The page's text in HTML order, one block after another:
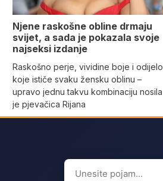
Njene raskošne obline drmaju
svijet, a sada je pokazala svoje
najseksi izdanje
Raskošno perje, vividine boje i odijelo
koje ističe svaku žensku oblinu –
upravo jednu takvu kombinaciju nosila
je pjevačica Rijana
Search